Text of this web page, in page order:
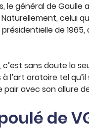
le général de Gaulle
celui
de
sans doute la
l’art oratoire tel qu’il
pair avec son allure
de